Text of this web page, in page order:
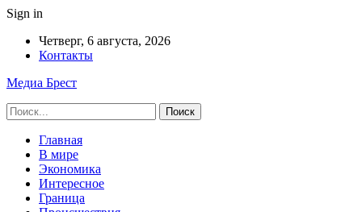
Sign in
Четверг, 6 августа, 2026
Контакты
Медиа Брест
Главная
В мире
Экономика
Интересное
Граница